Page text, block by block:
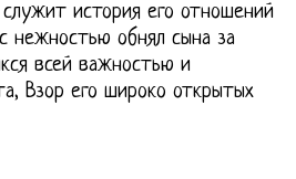
история его отношений
нежностью обнял сына за
всей важностью и
Взор его широко открытых